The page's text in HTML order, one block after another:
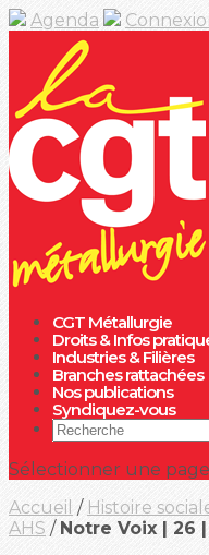
Agenda
CGT Métallurgie
Droits & Infos
Industries & Filières
Branches rattachées
Nos publications
Syndiquez-vous
Sélectionner une page
Accueil / Histoire
AHS / Notre Voix | 26